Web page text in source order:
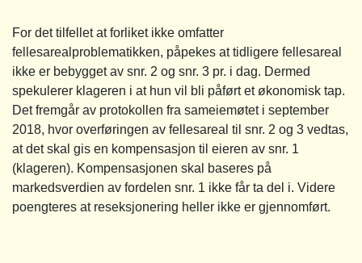
For det tilfellet at forliket ikke omfatter
fellesarealproblematikken, påpekes at tidligere fellesareal
ikke er bebygget av snr. 2 og snr. 3 pr. i dag. Dermed
spekulerer klageren i at hun vil bli påført et økonomisk tap.
Det fremgår av protokollen fra sameiemøtet i september
2018, hvor overføringen av fellesareal til snr. 2 og 3 vedtas,
at det skal gis en kompensasjon til eieren av snr. 1
(klageren). Kompensasjonen skal baseres på
markedsverdien av fordelen snr. 1 ikke får ta del i. Videre
poengteres at reseksjonering heller ikke er gjennomført.